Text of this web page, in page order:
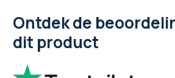
Ontdek de
dit product